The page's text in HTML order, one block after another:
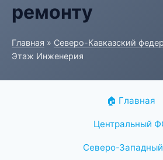
ремонту
Главная » Северо-Кавказский
Этаж Инженерия
🏠 Главная
Центральный
Северо-